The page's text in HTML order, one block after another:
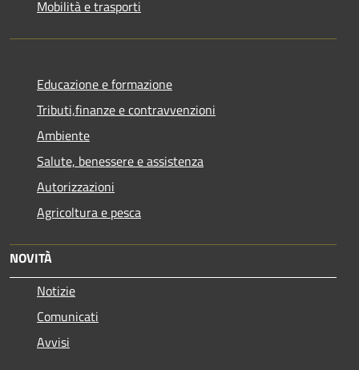
Mobilità e trasporti
Educazione e formazione
Tributi,finanze e contravvenzioni
Ambiente
Salute, benessere e assistenza
Autorizzazioni
Agricoltura e pesca
NOVITÀ
Notizie
Comunicati
Avvisi